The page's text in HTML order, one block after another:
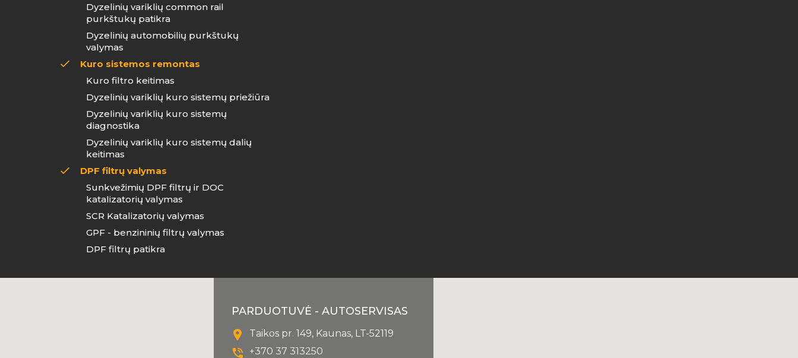
Dyzelinių variklių common rail
purkštukų patikra
Dyzelinių automobilių purkštukų
valymas
Kuro sistemos remontas
Kuro filtro keitimas
Dyzelinių variklių kuro sistemų priežiūra
Dyzelinių variklių kuro sistemų
diagnostika
Dyzelinių variklių kuro sistemų dalių
keitimas
DPF filtrų valymas
Sunkvežimių DPF filtrų ir DOC
katalizatorių valymas
SCR Katalizatorių valymas
GPF - benzininių filtrų valymas
DPF filtrų patikra
PARDUOTUVĖ - AUTOSERVISAS
Taikos pr. 149, Kaunas, LT-52119
+370 37 313250